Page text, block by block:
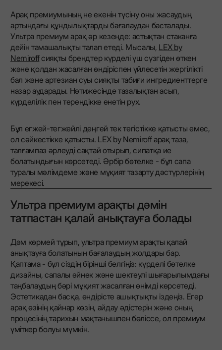
Арақ премиумының не екенін түсіну оны жасаудың
артындағы құндылықтарды бағалаудан басталады.
Ультра премиум арақ әр кезеңде: астықтан стаканға
дейін тамашалықты талап етеді. Мысалы, LEX by
Nemiroffсияқты брендтер күрделі үш сүзгіден өткен
және қолдан жасалған өндіріспен үйлесетін жергілікті
бал және артезиан суы сияқты табиғи ингредиенттерге
назар аударады. Нәтижесінде тазалықтан асып,
күрделілік пен тереңдікке енетін рух.
Бұл егжей-тегжейлі деңгей тек тегістікке қатысты емес,
ол сәйкестікке қатысты. LEX by Nemiroff арақ таза,
талғампаз әрлеуді сақтай отырып, сипатқа ие
болатындығын көрсетеді. Әрбір бөтелке - бұл сапа
туралы мәлімдеме және мұқият тазарту дәстүрлерінің
мерекесі.
Ультра премиум арақты дәмін
татпастан қалай анықтауға болады
Дәм көрмей тұрып, ультра премиум арақты қалай
анықтауға болатынын бағалаудың жолдары бар.
Қаптама - бұл сіздің бірінші белгіңіз: күрделі бөтелке
дизайны, сапалы әйнек және шектеулі шығарылымдағы
таңбалаудың бәрі мұқият жасалған өнімді көрсетеді.
Эстетикадан басқа, өндірісте ашықтықты іздеңіз. Егер
арақ өзінің қайнар көзін, айдау әдістерін және оның
процесінің тарихын мақтанышпен бөліссе, ол премиум
үміткер болуы мүмкін.